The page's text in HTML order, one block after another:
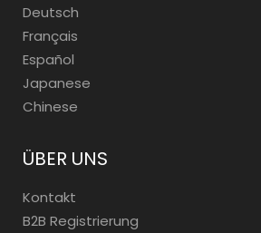
Deutsch
Français
Español
Japanese
Chinese
ÜBER UNS
Kontakt
B2B Registrierung